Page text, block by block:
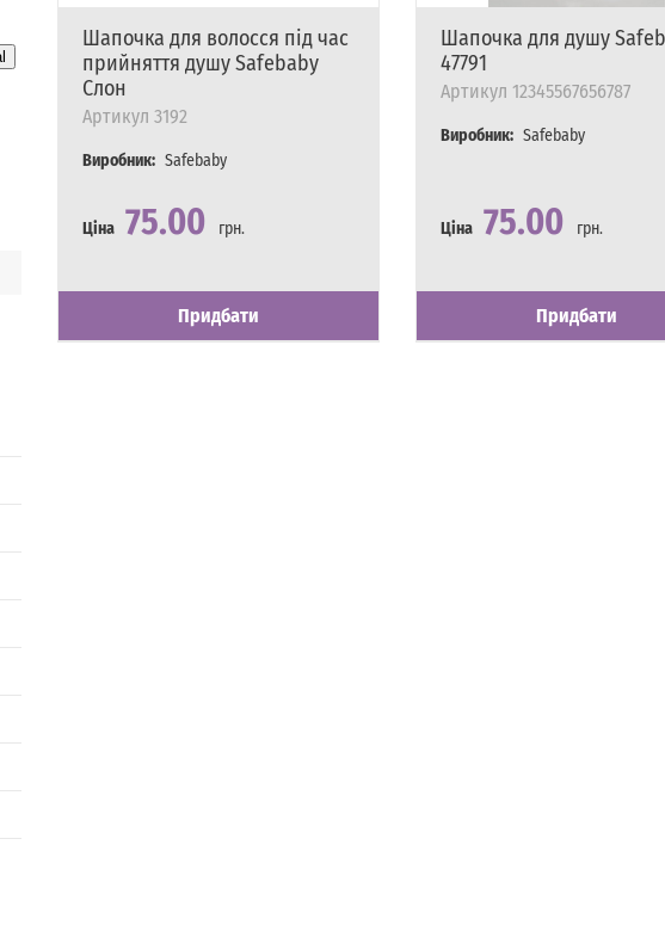
Шапочка для волосся під час
прийняття душу Safebaby
Слон
Артикул 3192
Виробник: Safebaby
Ціна 75.00 грн.
Наявність
Є в наявності
Придбати
Шапочка для душу
47791
Артикул 12345567656787
Виробник: Safebaby
Ціна 75.00 грн.
Наявність
Є в наявності
Придбати